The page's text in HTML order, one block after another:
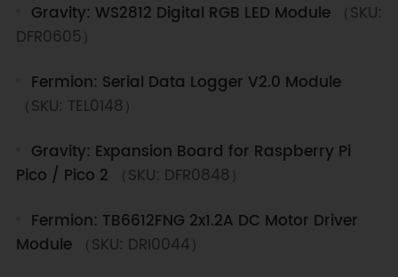
Gravity: WS2812 Digital RGB LED Module （SKU:
DFR0605）
Fermion: Serial Data Logger V2.0 Module
（SKU: TEL0148）
Gravity: Expansion Board for Raspberry Pi
Pico / Pico 2
（SKU: DFR0848）
Fermion: TB6612FNG 2x1.2A DC Motor Driver
Module （SKU: DRI0044）